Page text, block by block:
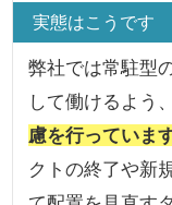
実態はこうです
弊社では常駐型
して働けるよう
慮を行っていま
クトの終了や新